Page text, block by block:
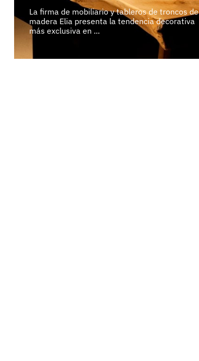
La firma de mobiliario y tableros de troncos de
madera Elia presenta la tendencia decorativa
más exclusiva en ...